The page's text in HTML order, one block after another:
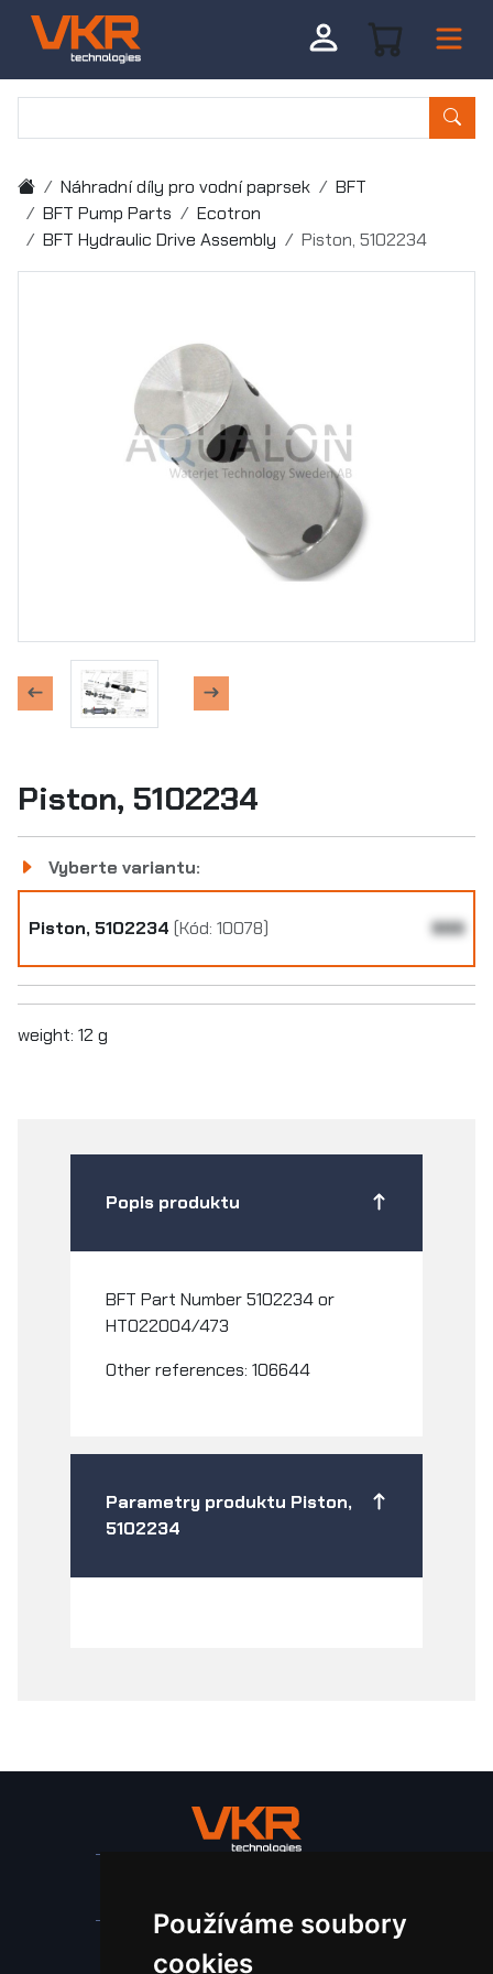
Používáme soubory
cookies
Náhradní díly pro vodní paprsek
BFT
BFT Pump Parts
Ecotron
BFT Hydraulic Drive Assembly
Piston, 5102234
Piston, 5102234
Vyberte variantu:
Piston, 5102234 (Kód: 10078) 999
weight: 12 g
Popis produktu
BFT Part Number 5102234 or
HT022004/473
Other references: 106644
Parametry produktu Piston,
5102234
Nástroje pro ohraňovací lisy